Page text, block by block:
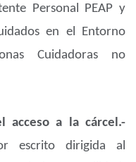
Personal PEAP y
en el Entorno
Cuidadoras no
acceso a la cárcel.-
escrito dirigida al